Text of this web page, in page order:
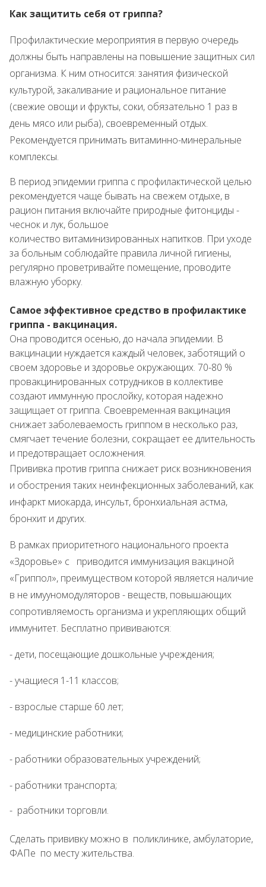
Как защитить себя от гриппа?
Профилактические мероприятия в первую очередь
должны быть направлены на повышение защитных сил
организма. К ним относится: занятия физической
культурой, закаливание и рациональное питание
(свежие овощи и фрукты, соки, обязательно 1 раз в
день мясо или рыба), своевременный отдых.
Рекомендуется принимать витаминно-минеральные
комплексы.
В период эпидемии гриппа с профилактической целью
рекомендуется чаще бывать на свежем отдыхе, в
рацион питания включайте природные фитонциды -
чеснок и лук, большое
количество витаминизированных напитков. При уходе
за больным соблюдайте правила личной гигиены,
регулярно проветривайте помещение, проводите
влажную уборку.
Самое эффективное средство в профилактике
гриппа - вакцинация.
Она проводится осенью, до начала эпидемии. В
вакцинации нуждается каждый человек, заботящий о
своем здоровье и здоровье окружающих. 70-80 %
провакцинированных сотрудников в коллективе
создают иммунную прослойку, которая надежно
защищает от гриппа. Своевременная вакцинация
снижает заболеваемость гриппом в несколько раз,
смягчает течение болезни, сокращает ее длительность
и предотвращает осложнения.
Прививка против гриппа снижает риск возникновения
и обострения таких неинфекционных заболеваний, как
инфаркт миокарда, инсульт, бронхиальная астма,
бронхит и других.
В рамках приоритетного национального проекта
«Здоровье» с приводится иммунизация вакциной
«Гриппол», преимуществом которой является наличие
в не имууномодуляторов - веществ, повышающих
сопротивляемость организма и укрепляющих общий
иммунитет. Бесплатно прививаются:
- дети, посещающие дошкольные учреждения;
- учащиеся 1-11 классов;
- взрослые старше 60 лет;
- медицинские работники;
- работники образовательных учреждений;
- работники транспорта;
- работники торговли.
Сделать прививку можно в поликлинике, амбулаторие,
ФАПе по месту жительства.